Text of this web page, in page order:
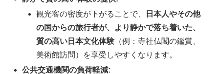
観光客の密度が下がることで、
日本人やその他
の国からの旅行者が、より静かで落ち着いた、
質の高い日本文化体験 （例：寺社仏閣の鑑賞、
美術館訪問）を享受しやすくなります。
公共交通機関の負荷軽減: